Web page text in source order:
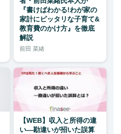
『書けばわかる!わが家の
家計にピッタリな子育て&
教育費のかけ方』を徹底
解説
前田 菜緒
【WEB】収入と所得の違
い―勘違いが招いた誤算